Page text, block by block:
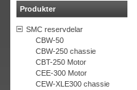
Produkter
SMC reservdelar
CBW-50
CBW-250 chassie
CBT-250 Motor
CEE-300 Motor
CEW-XLE300 chassie